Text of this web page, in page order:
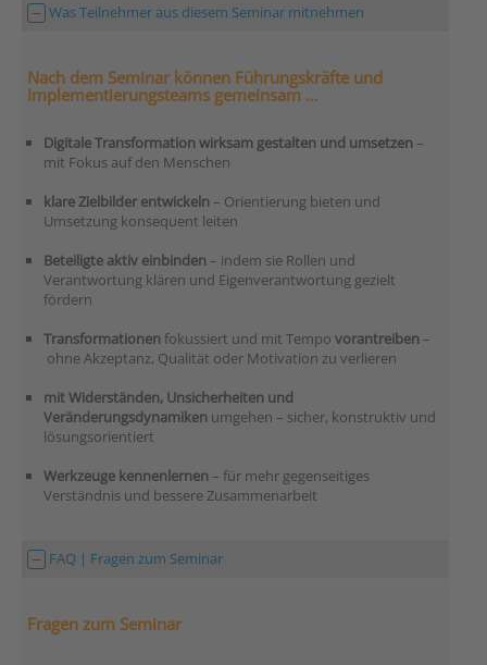
Was Teilnehmer aus diesem Seminar mitnehmen
Nach dem Seminar können Führungskräfte und
Implementierungsteams gemeinsam …
Digitale Transformation wirksam gestalten und umsetzen –
mit Fokus auf den Menschen
klare Zielbilder entwickeln – Orientierung bieten und
Umsetzung konsequent leiten
Beteiligte aktiv einbinden – indem sie Rollen und
Verantwortung klären und Eigenverantwortung gezielt
fördern
Transformationen fokussiert und mit Tempo vorantreiben –
ohne Akzeptanz, Qualität oder Motivation zu verlieren
mit Widerständen, Unsicherheiten und
Veränderungsdynamiken umgehen – sicher, konstruktiv und
lösungsorientiert
Werkzeuge kennenlernen – für mehr gegenseitiges
Verständnis und bessere Zusammenarbeit
FAQ | Fragen zum Seminar
Fragen zum Seminar